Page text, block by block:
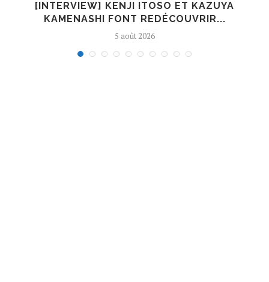
[INTERVIEW] KENJI ITOSO ET KAZUYA
KAMENASHI FONT REDÉCOUVRIR...
5 août 2026